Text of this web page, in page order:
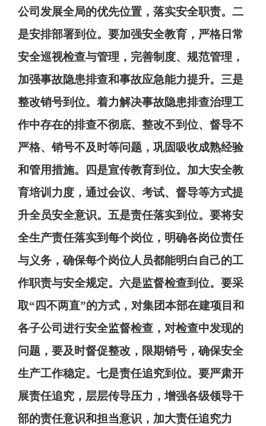
公司发展全局的优先位置 ，落实安全职责。二
是安排部署到位。要加强安全教育 ， 严格日常
安全巡视检查与管理 ， 完善制度、规范管理 ，
加强事故隐患排查和事故应急能力提升。三是
整改销号到位。着力解决事故隐患排查治理工
作中存在的排查不彻底、整改不到位、督导不
严格、销号不及时等问题 ，巩固吸收成熟经验
和管用措施。 四是宣传教育到位。 加大安全教
育培训力度 ，通过会议、考试、督导等方式提
升全员安全意识。五是责任落实到位。要将安
全生产责任落实到每个岗位 ， 明确各岗位责任
与义务 ，确保每个岗位人员都能明白自己的工
作职责与安全规定。 六是监督检查到位。要采
取“ 四不两直”的方式 ，对集团本部在建项目和
各子公司进行安全监督检查 ，对检查中发现的
问题 ，要及时督促整改 ， 限期销号 ，确保安全
生产工作稳定。七是责任追究到位。要严肃开
展责任追究，层层传导压力，增强各级领导干
部的责任意识和担当意识，加大责任追究力